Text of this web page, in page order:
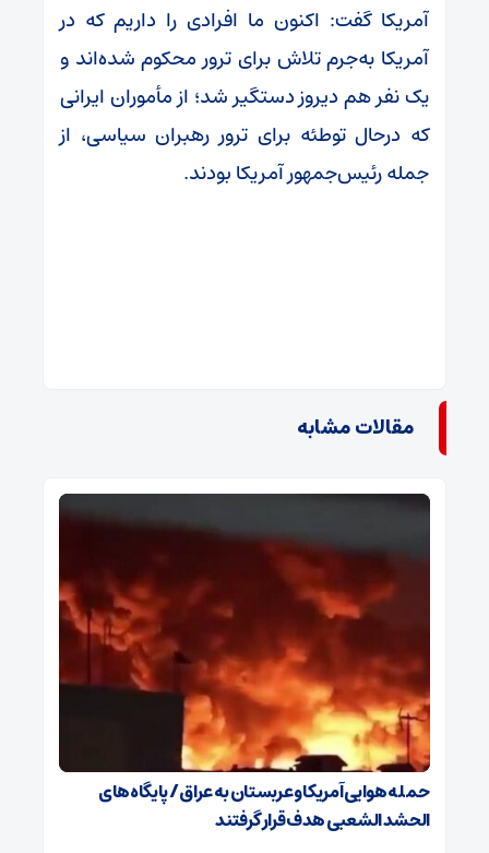
آمریکا گفت: اکنون ما افرادی را داریم که در
آمریکا به‌جرم تلاش برای ترور محکوم شده‌اند و
یک نفر هم دیروز دستگیر شد؛ از مأموران ایرانی
که درحال توطئه برای ترور رهبران سیاسی، از
جمله رئیس‌جمهور آمریکا بودند.
مقالات مشابه
حمله هوایی آمریکا و عربستان به عراق / پایگاه‌های
الحشد الشعبی هدف قرار گرفتند